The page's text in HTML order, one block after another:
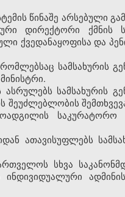
წინაშე არსებული
დირექტორი ქმნის
ქვედანაყოფისა და
სამსახურის
სამსახურის
საკურატორო
ათავისუფლებს
სხვა
ინდივიდუალური